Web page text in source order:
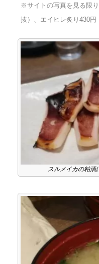
※サイトの写真を見る限
抜）、エイヒレ炙り430
スルメイカの粕漬